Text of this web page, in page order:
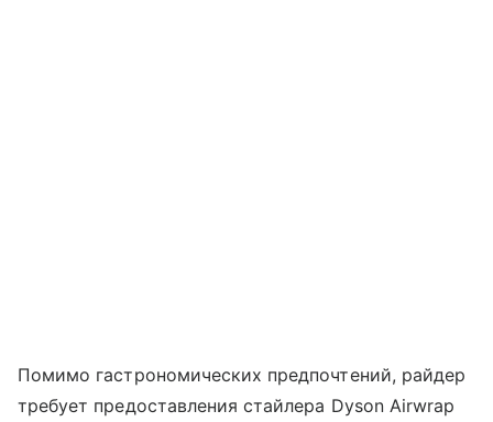
Помимо гастрономических предпочтений, райдер
требует предоставления стайлера Dyson Airwrap